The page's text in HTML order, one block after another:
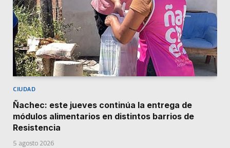
CIUDAD
Ñachec: este jueves continúa la entrega de
módulos alimentarios en distintos barrios de
Resistencia
5 agosto 2026